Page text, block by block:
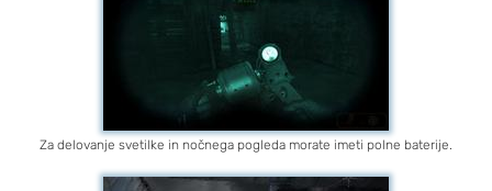
Za delovanje svetilke in nočnega pogleda morate imeti polne baterije.